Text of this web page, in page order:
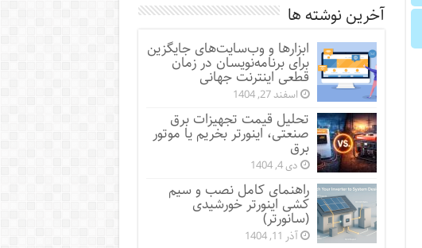
آخرین نوشته ها
ابزارها و وب‌سایت‌های جایگزین
برای برنامه‌نویسان در زمان
قطعی اینترنت جهانی
اسفند 27, 1404
تحلیل قیمت تجهیزات برق
صنعتی، اینورتر بخریم یا موتور
برق
دی 4, 1404
راهنمای کامل نصب و سیم
کشی اینورتر خورشیدی
(سانورتر)
آذر 11, 1404